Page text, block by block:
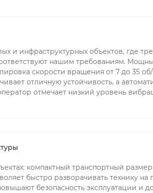
и инфраструктурных объектов, где
нашим требованиям.
скорости вращения от 7 до 35
отличную устойчивость, а
отмечает низкий уровень
компактный транспортный размер
быстро разворачивать технику
безопасность эксплуатации и